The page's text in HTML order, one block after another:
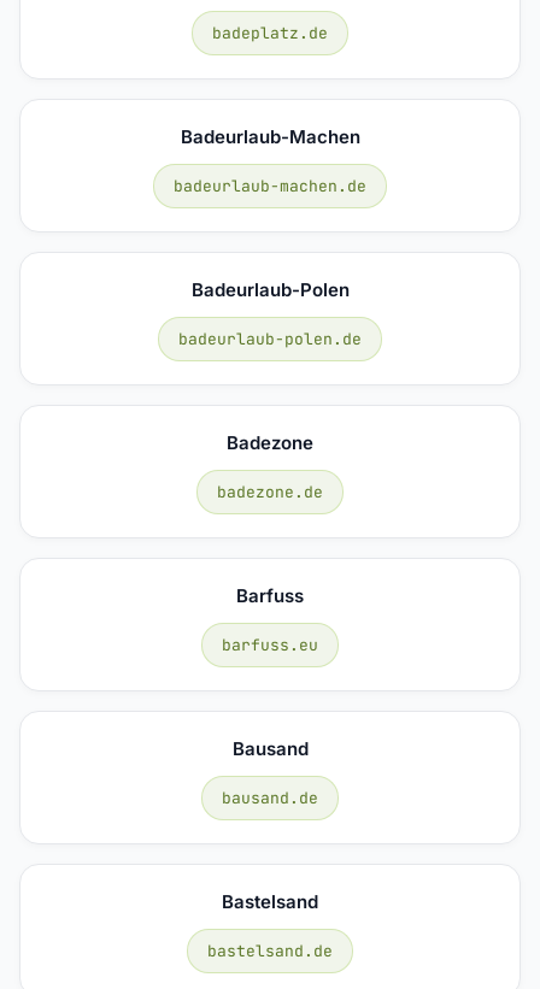
badeplatz.de
Badeurlaub-Machen
badeurlaub-machen.de
Badeurlaub-Polen
badeurlaub-polen.de
Badezone
badezone.de
Barfuss
barfuss.eu
Bausand
bausand.de
Bastelsand
bastelsand.de